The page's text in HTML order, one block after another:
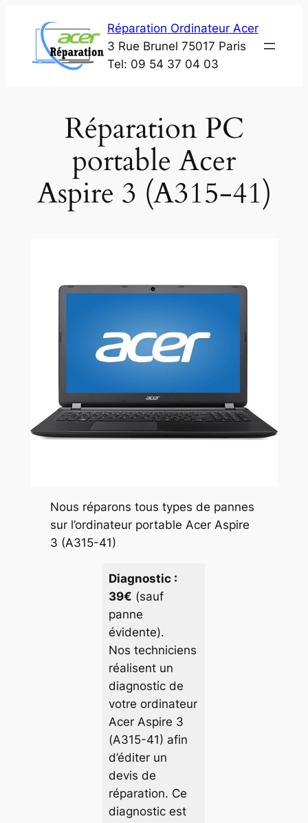
contenu
Réparation Ordinateur Acer
3 Rue Brunel 75017 Paris
Tel: 09 54 37 04 03
Réparation PC
portable Acer
Aspire 3 (A315-41)
Nous réparons tous types de pannes
sur l’ordinateur portable Acer Aspire
3 (A315-41)
Diagnostic :
39€ (sauf
panne
évidente).
Nos techniciens
réalisent un
diagnostic de
votre ordinateur
Acer Aspire 3
(A315-41) afin
d’éditer un
devis de
réparation. Ce
diagnostic est